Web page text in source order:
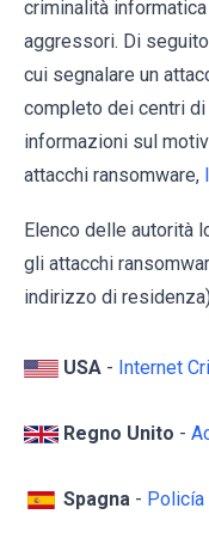
criminalità
aggressori. Di
cui segnalare un
completo dei centri
informazioni sul
attacchi ransomware,
Elenco delle autorità
gli attacchi
indirizzo di
USA - Internet
Regno Unito -
Spagna - Policía